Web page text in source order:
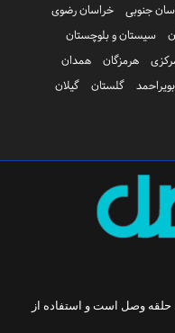
جنوبی
خراسان رضوی
سیستان و بلوچستان
هرمزگان
همدان
گلستان
گیلان
حلقه وصل است و استفاده از